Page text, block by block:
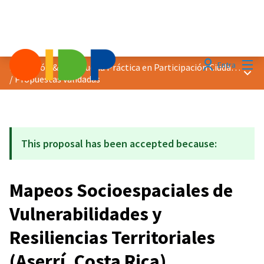
EntraDistinción &quot;Buena Práctica en Participación Ciudadana&quot; 2019
/Propuestas validadas
This proposal has been accepted because:
Mapeos Socioespaciales de
Vulnerabilidades y
Resiliencias Territoriales